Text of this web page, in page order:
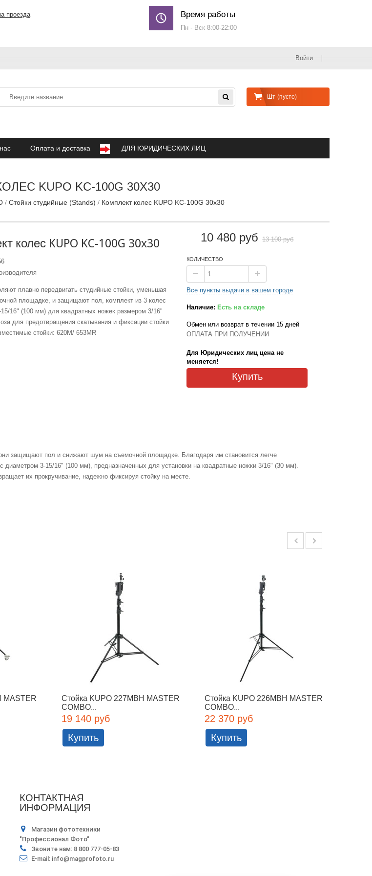
проезда Время работы
Пн - Вск 8:00-22:00
Войти
Шт (пусто)
Оплата и доставка ДЛЯ ЮРИДИЧЕСКИХ ЛИЦ
KUPO KC-100G 30Х30
Стойки студийные (Stands) Комплект колес KUPO KC-100G 30х30
колес KUPO KC-100G 30х30
плавно передвигать студийные стойки, уменьшая
площадке, и защищают пол, комплект из 3 колес
16" (100 мм) для квадратных ножек размером 3/16"
для предотвращения скатывания и фиксации стойки
стойки: 620M/ 653MR
10 480 руб 13 100 руб
КОЛИЧЕСТВО
Все пункты выдачи в вашем городе
Наличие: Есть на складе
Обмен или возврат в течении 15 дней
ОПЛАТА ПРИ ПОЛУЧЕНИИ
Для Юридических лиц цена не
меняется!
Купить
защищают пол и снижают шум на съемочной площадке. Благодаря им становится легче
диаметром 3-15/16" (100 мм), предназначенных для установки на квадратные ножки 3/16" (30 мм).
их прокручивание, надежно фиксируя стойку на месте.
MASTER
Стойка KUPO 227MBH MASTER
COMBO...
19 140 руб
Купить
Стойка KUPO 226MBH MASTER
COMBO...
22 370 руб
Купить
КОНТАКТНАЯ
ИНФОРМАЦИЯ
Магазин фототехники
"Профессионал Фото"
Звоните нам: 8 800 777-05-83
E-mail: info@magprofoto.ru